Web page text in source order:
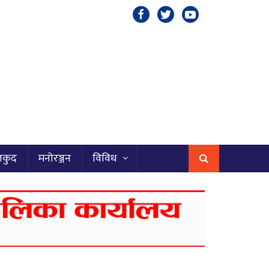
मनोरञ्जन विविध